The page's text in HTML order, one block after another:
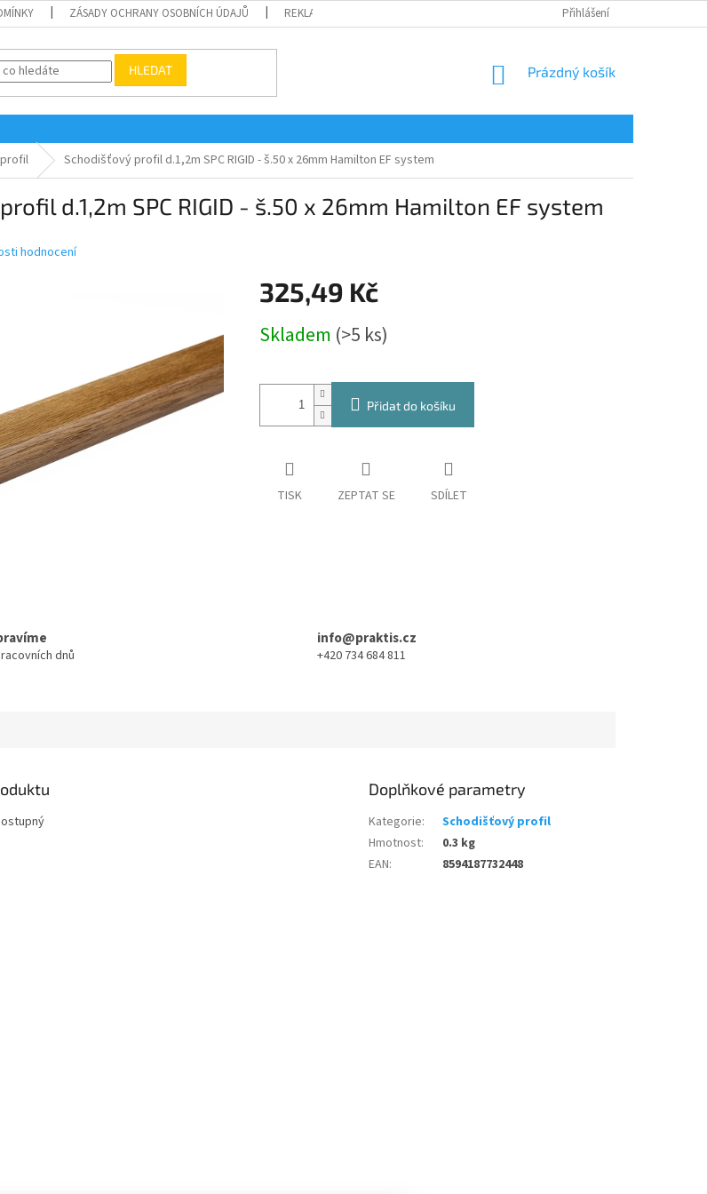
ZÁSADY OCHRANY OSOBNÍCH ÚDAJŮ REKLAMAČNÍ FORMULÁŘ Přihlášení
HLEDAT
NÁKUPNÍ
Prázdný košík
Schodišťový profil d.1,2m SPC RIGID - š.50 x 26mm Hamilton EF system
d.1,2m SPC RIGID - š.50 x 26mm Hamilton EF system
hodnocení
325,49 Kč
cena:
Skladem (>5 ks)
Přidat do košíku
TISK ZEPTAT SE SDÍLET
dnů
info@praktis.cz
+420 734 684 811
Doplňkové parametry
Kategorie:
Schodišťový profil
Hmotnost:
0.3 kg
EAN: 8594187732448